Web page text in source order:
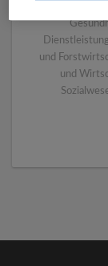
und
und